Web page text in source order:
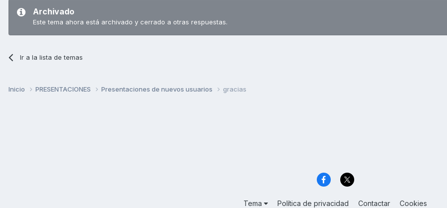
Archivado
Este tema ahora está archivado y cerrado a otras respuestas.
Ir a la lista de temas
Inicio PRESENTACIONES Presentaciones de nuevos usuarios gracias
Tema Política de privacidad Contactar Cookies